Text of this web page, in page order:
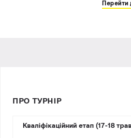
Перейти
ПРО ТУРНІР
Кваліфікаційний етап (17-18